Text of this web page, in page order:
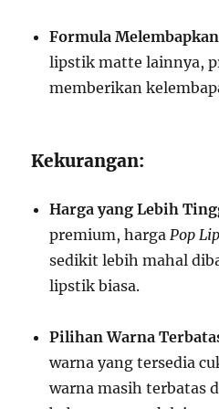
Formula Melembapkan
lipstik matte lainnya,
memberikan
Kekurangan:
Harga yang Lebih
premium, hargaPop
sedikit lebih mahal
lipstik biasa.
Pilihan Warna
warna yang tersedia
warna masih terbatas